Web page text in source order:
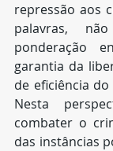
repressão aos
palavras,
ponderação
garantia da
de eficiência
Nesta
combater o
das instâncias